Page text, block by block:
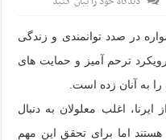
در صدد توانمندی و زندگی
ترحم آمیز و حمایت های
به آنان زده است.
اغلب معلولان به دنبال
اما برای تحقق این مهم